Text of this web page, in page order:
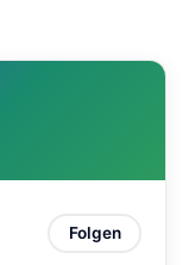
Folgen